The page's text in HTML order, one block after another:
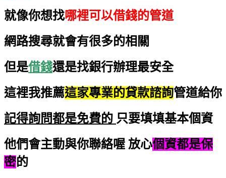
就像你想找哪裡可以借錢的管道
網路搜尋就會有很多的相關
但是借錢還是找銀行辦理最安全
這裡我推薦這家專業的貸款諮詢管道給你
記得詢問都是免費的 只要填填基本個資
他們會主動與你聯絡喔 放心個資都是保
密的